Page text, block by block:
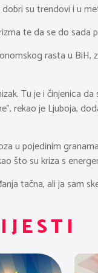
su trendovi i u
te da se do sada
rasta u
Tu je i činjenica
rekao je Ljuboja,
u pojedinim
što su kriza s
tačna, ali ja sam